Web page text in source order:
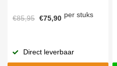
€85,95 €75,90 per stuks
Direct leverbaar